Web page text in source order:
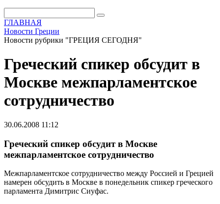
ГЛАВНАЯ
Новости Греции
Новости рубрики "ГРЕЦИЯ СЕГОДНЯ"
Греческий спикер обсудит в
Москве межпарламентское
сотрудничество
30.06.2008 11:12
Греческий спикер обсудит в Москве
межпарламентское сотрудничество
Межпарламентское сотрудничество между Россией и Грецией
намерен обсудить в Москве в понедельник спикер греческого
парламента Димитрис Сиуфас.